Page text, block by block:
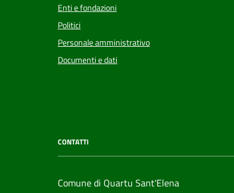
Enti e fondazioni
Politici
Personale amministrativo
Documenti e dati
CONTATTI
Comune di Quartu Sant'Elena